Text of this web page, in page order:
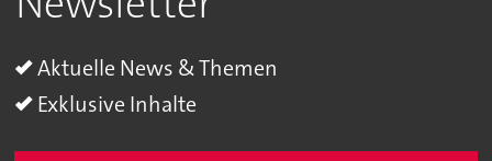
Aktuelle News & Themen
Exklusive Inhalte